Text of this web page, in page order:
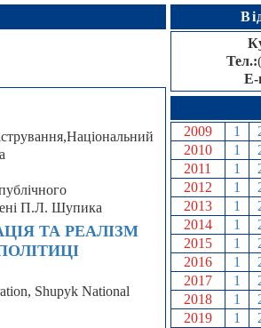
П.Л. Шупика
ТА РЕАЛІЗМ
Shupyk National
Тел.:
2009
1
2010
1
2011
1
2012
1
2013
1
2014
1
2015
1
2016
1
2017
1
2018
1
2019
1